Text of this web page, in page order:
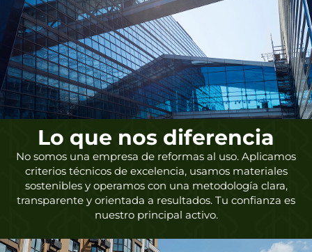
Lo que nos diferencia
No somos una empresa de reformas al uso. Aplicamos
criterios técnicos de excelencia, usamos materiales
sostenibles y operamos con una metodología clara,
transparente y orientada a resultados. Tu confianza es
nuestro principal activo.